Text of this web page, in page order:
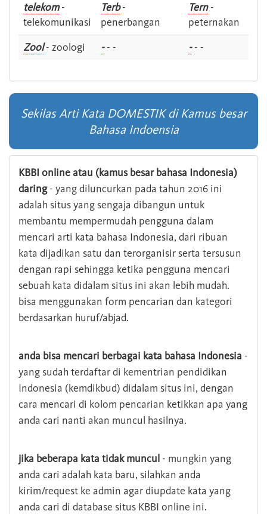
telekom-
telekomunikasi
Terb-
penerbangan
Tern-
peternakan
Zool- zoologi -- - -- -
Sekilas Arti Kata DOMESTIK di Kamus besar
Bahasa Indoensia
KBBI online atau (kamus besar bahasa Indonesia)
daring- yang diluncurkan pada tahun 2016 ini
adalah situs yang sengaja dibangun untuk
membantu mempermudah pengguna dalam
mencari arti kata bahasa Indonesia, dari ribuan
kata dijadikan satu dan terorganisir serta tersusun
dengan rapi sehingga ketika pengguna mencari
sebuah kata didalam situs ini akan lebih mudah.
bisa menggunakan form pencarian dan kategori
berdasarkan huruf/abjad.
anda bisa mencari berbagai kata bahasa Indonesia -
yang sudah terdaftar di kementrian pendidikan
Indonesia (kemdikbud) didalam situs ini, dengan
cara mencari di kolom pencarian ketikkan apa yang
anda cari nanti akan muncul hasilnya.
jika beberapa kata tidak muncul - mungkin yang
anda cari adalah kata baru, silahkan anda
kirim/request ke admin agar diupdate kata yang
anda cari di database situs KBBI online ini.